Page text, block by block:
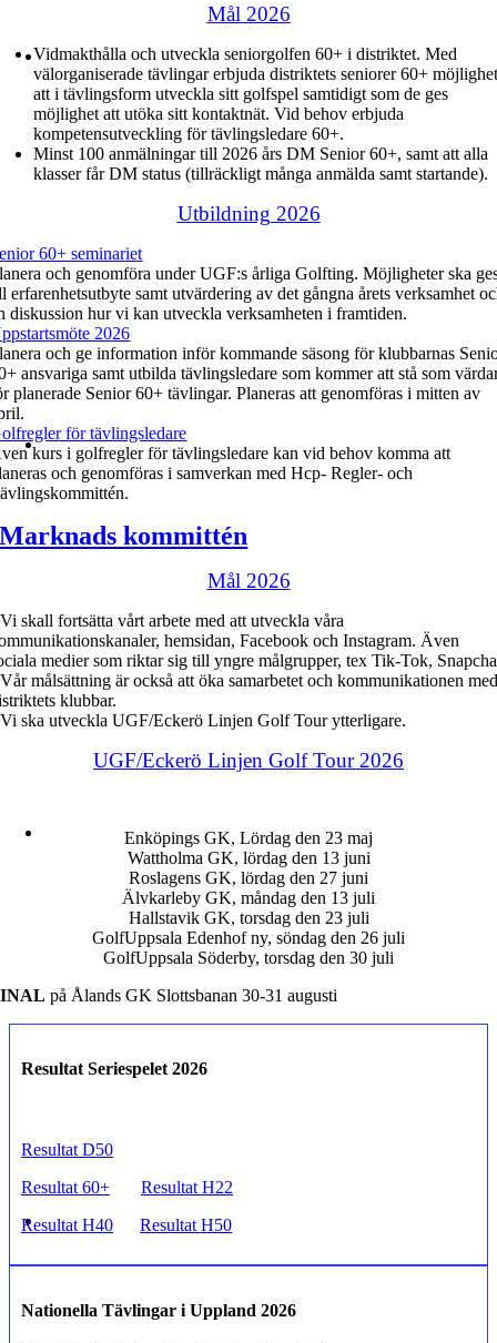
Mål 2026
Vidmakthålla och utveckla seniorgolfen 60+ i distriktet. Med
välorganiserade tävlingar erbjuda distriktets seniorer 60+
att i tävlingsform utveckla sitt golfspel samtidigt som de ges
möjlighet att utöka sitt kontaktnät. Vid behov erbjuda
kompetensutveckling för tävlingsledare 60+.
Minst 100 anmälningar till 2026 års DM Senior 60+, samt att alla
klasser får DM status (tillräckligt många anmälda samt startande).
Utbildning 2026
60+ seminariet
och genomföra under UGF:s årliga Golfting. Möjligheter ska
erfarenhetsutbyte samt utvärdering av det gångna årets verksamhet
diskussion hur vi kan utveckla verksamheten i framtiden.
2026
och ge information inför kommande säsong för klubbarnas
ansvariga samt utbilda tävlingsledare som kommer att stå som
planerade Senior 60+ tävlingar. Planeras att genomföras i mitten av
för tävlingsledare
kurs i golfregler för tävlingsledare kan vid behov komma att
och genomföras i samverkan med Hcp- Regler- och
Marknads kommittén
Mål 2026
skall fortsätta vårt arbete med att utveckla våra
hemsidan, Facebook och Instagram. Även
medier som riktar sig till yngre målgrupper, tex Tik-Tok,
målsättning är också att öka samarbetet och kommunikationen
klubbar.
ska utveckla UGF/Eckerö Linjen Golf Tour ytterligare.
UGF/Eckerö Linjen Golf Tour 2026
Enköpings GK, Lördag den 23 maj
Wattholma GK, lördag den 13 juni
Roslagens GK, lördag den 27 juni
Älvkarleby GK, måndag den 13 juli
Hallstavik GK, torsdag den 23 juli
GolfUppsala Edenhof ny, söndag den 26 juli
GolfUppsala Söderby, torsdag den 30 juli
på Ålands GK Slottsbanan 30-31 augusti
Resultat Seriespelet 2026
Resultat D50
Resultat 60+
Resultat H22
Resultat H40
Resultat H50
Nationella Tävlingar i Uppland 2026